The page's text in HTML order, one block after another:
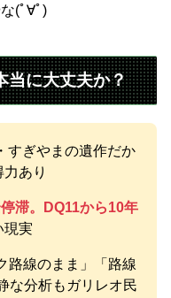
(ﾟ∀ﾟ)
当に大丈夫か？
すぎやまの遺作だか
あり
滞。DQ11から10年
現実
路線のまま」「路線
な分析もガリレオ民